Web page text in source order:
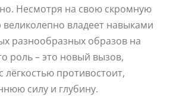
Несмотря на свою скромную
великолепно владеет навыками
разнообразных образов на
роль – это новый вызов,
противостоит,
силу и глубину.